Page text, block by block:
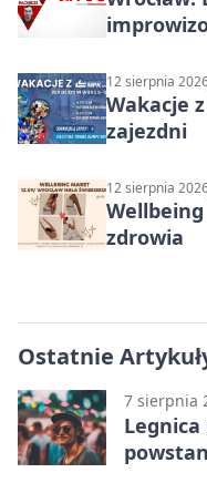
12 sierpnia
Wakacje
zajezdni
12 sierpnia
zdrowia
Ostatnie
7 sierpnia